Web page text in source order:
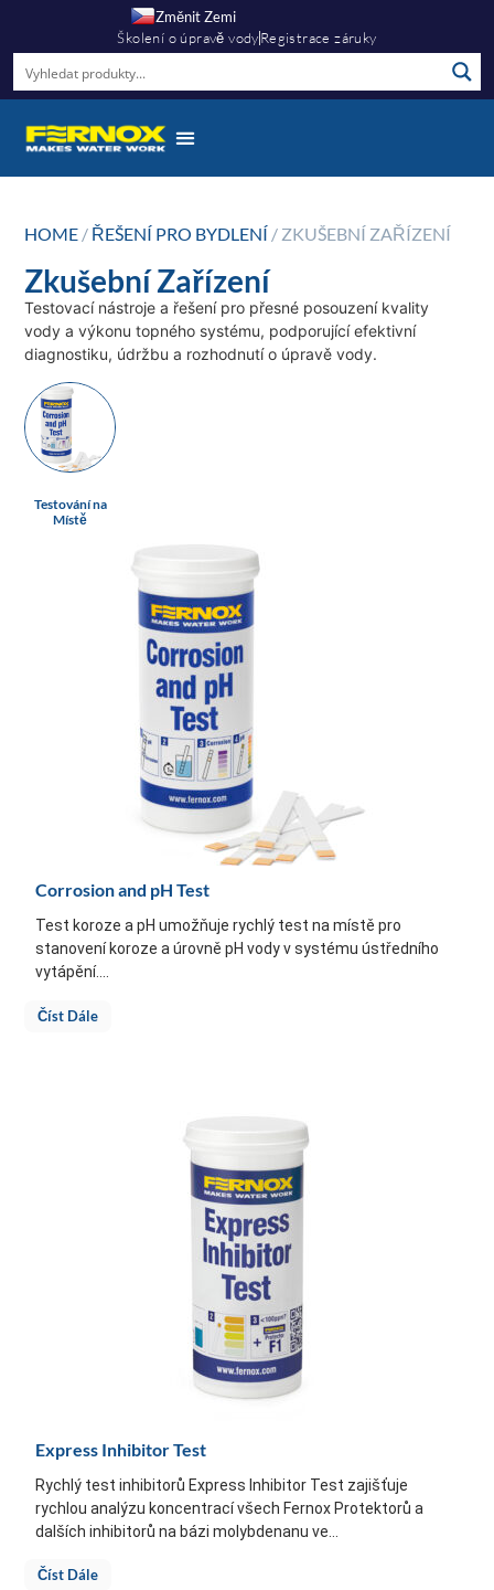
Změnit Zemi
Školení o úpravě vodyRegistrace záruky
HOME / ŘEŠENÍ PRO BYDLENÍ / ZKUŠEBNÍ ZAŘÍZENÍ
Zkušební Zařízení
Testovací nástroje a řešení pro přesné posouzení kvality
vody a výkonu topného systému, podporující efektivní
diagnostiku, údržbu a rozhodnutí o úpravě vody.
Testování na
Místě
Corrosion and pH Test
Test koroze a pH umožňuje rychlý test na místě pro
stanovení koroze a úrovně pH vody v systému ústředního
vytápění....
Číst Dále
Express Inhibitor Test
Rychlý test inhibitorů Express Inhibitor Test zajišťuje
rychlou analýzu koncentrací všech Fernox Protektorů a
dalších inhibitorů na bázi molybdenanu ve...
Číst Dále